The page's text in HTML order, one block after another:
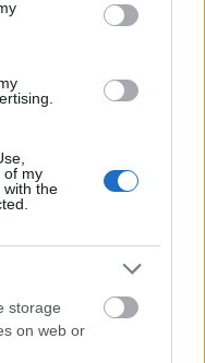
of my
with the
storage
on web or
amely minden
főleg
a
mindig más
formában,
fel a
is nagyon
szól, hogy ki
Dömötör
Jordán Adél,
Mészáros Béla,
Anna